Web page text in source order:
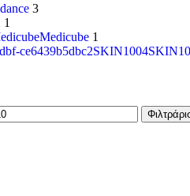
3
1
Medicube 1
SKIN1004